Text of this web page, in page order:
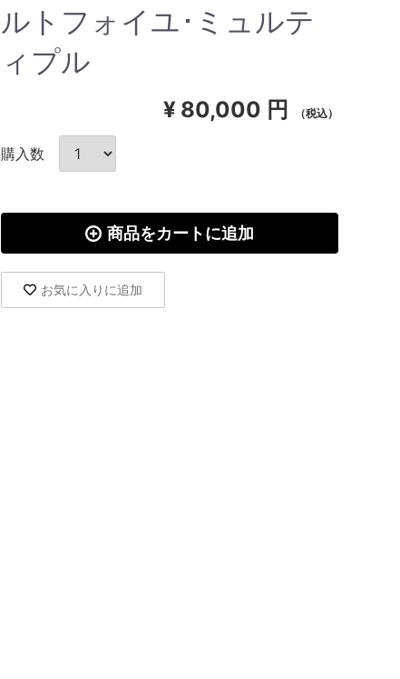
ルトフォイユ･ミュルテ
ィプル
¥ 80,000 円 （税込）
購入数
商品をカートに追加
お気に入りに追加